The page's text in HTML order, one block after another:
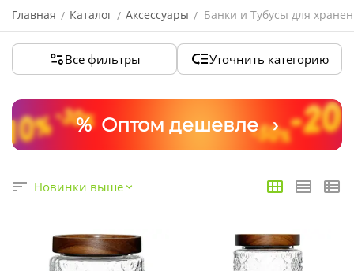
Главная / Каталог / Аксессуары / Банки и Тубусы для
Все фильтры Уточнить категорию
% Оптом дешевле ›
Новинки выше